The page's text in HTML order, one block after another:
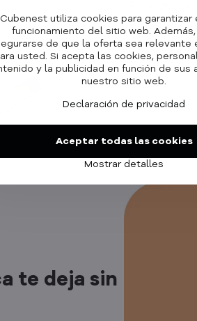
Su
diseño
te deja sin
Cubenest utiliza cookies para garantizar
funcionamiento del sitio web. Además,
de que la oferta sea relevante
usted. Si acepta las cookies,
y la publicidad en función de sus
nuestro sitio web.
Declaración de privacidad
Mostrar detalles
Aceptar todas las cookies